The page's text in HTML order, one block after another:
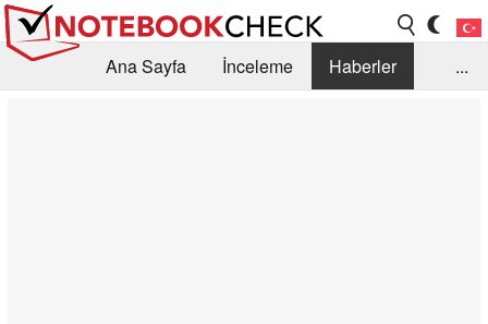
Ana Sayfa İnceleme
Haberler
...